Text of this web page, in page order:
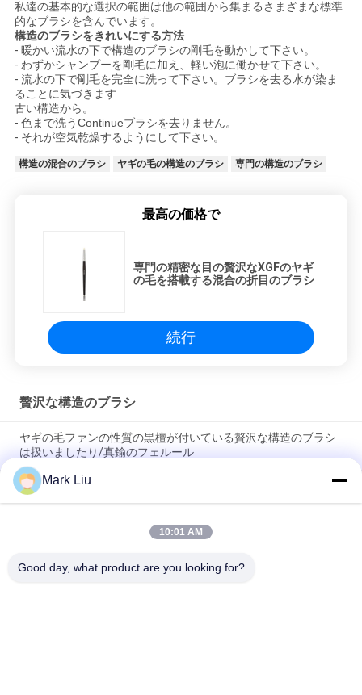
私達の基本的な選択の範囲は他の範囲から集まるさまざまな標準
的なブラシを含んでいます。
構造のブラシをきれいにする方法
- 暖かい流水の下で構造のブラシの剛毛を動かして下さい。
- わずかシャンプーを剛毛に加え、軽い泡に働かせて下さい。
- 流水の下で剛毛を完全に洗って下さい。ブラシを去る水が染ま
ることに気づきます
古い構造から。
- 色まで洗うContinueブラシを去りません。
- それが空気乾燥するようにして下さい。
構造の混合のブラシ ヤギの毛の構造のブラシ 専門の構造のブラシ
最高の価格で
専門の精密な目の贅沢なXGFのヤギ
の毛を搭載する混合の折目のブラシ
続行
贅沢な構造のブラシ
ヤギの毛ファンの性質の黒檀が付いている贅沢な構造のブラシ
は扱いましたり/真鍮のフェルール
柔らかく、密な焦茶XGFのヤギの毛を驚かせることの贅沢な斜
めの粉の構造のブラシ
超デラックスな性質のクロテンの毛を搭載する贅沢な芸術家の
Mark Liu
10:01 AM
Good day, what product are you looking for?